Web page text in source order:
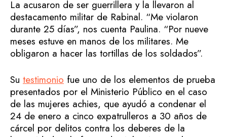
La acusaron de ser guerrillera y la llevaron al
destacamento militar de Rabinal. “Me violaron
durante 25 días”, nos cuenta Paulina. “Por nueve
meses estuve en manos de los militares. Me
obligaron a hacer las tortillas de los soldados”.
Su testimonio fue uno de los elementos de prueba
presentados por el Ministerio Público en el caso
de las mujeres achies, que ayudó a condenar el
24 de enero a cinco expatrulleros a 30 años de
cárcel por delitos contra los deberes de la